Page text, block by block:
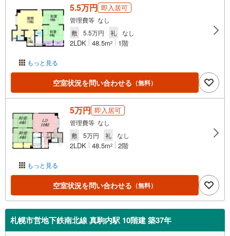
もっと見る
5.5万円 即入居可
管理費等 なし
敷
5.5万円 礼 なし
2LDK 48.5m2 1階
空室状況を問い合わせる （無料）
もっと見る
5万円 即入居可
管理費等 なし
敷
5万円 礼 なし
2LDK 48.5m2 2階
空室状況を問い合わせる （無料）
札幌市営地下鉄南北線 真駒内駅 10階建 築37年